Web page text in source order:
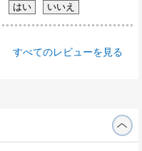
すべてのレビューを見る